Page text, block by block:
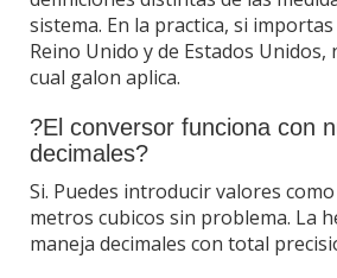
sistema. En la practica, si
Reino Unido y de Estados Unidos,
cual galon aplica.
?El conversor funciona con
decimales?
Si. Puedes introducir valores
metros cubicos sin problema. La
maneja decimales con total